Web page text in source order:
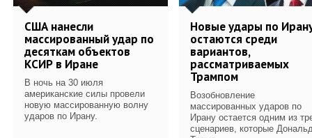
США нанесли
массированный удар по
десяткам объектов
КСИР в Иране
В ночь на 30 июля
американские силы провели
новую массированную волну
ударов по Ирану.
Новые удары по
остаются среди
вариантов,
рассматриваемых
Трампом
Возобновление
массированных ударов по
Ирану остается одним из
сценариев, которые